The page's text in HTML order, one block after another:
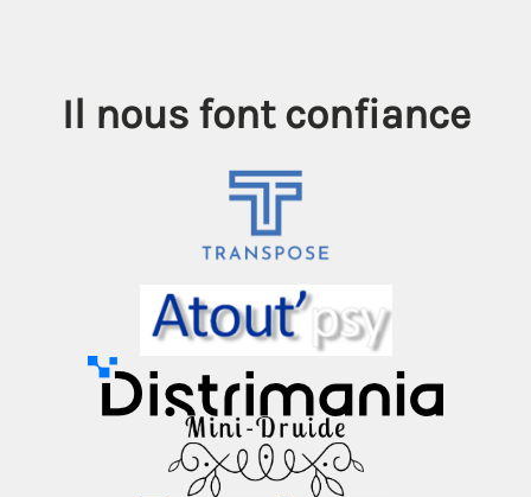
Il nous font confiance